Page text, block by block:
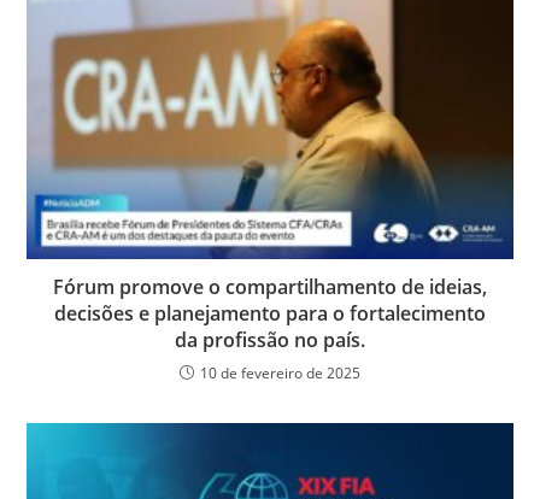
Fórum promove o compartilhamento de ideias,
decisões e planejamento para o fortalecimento
da profissão no país.
10 de fevereiro de 2025